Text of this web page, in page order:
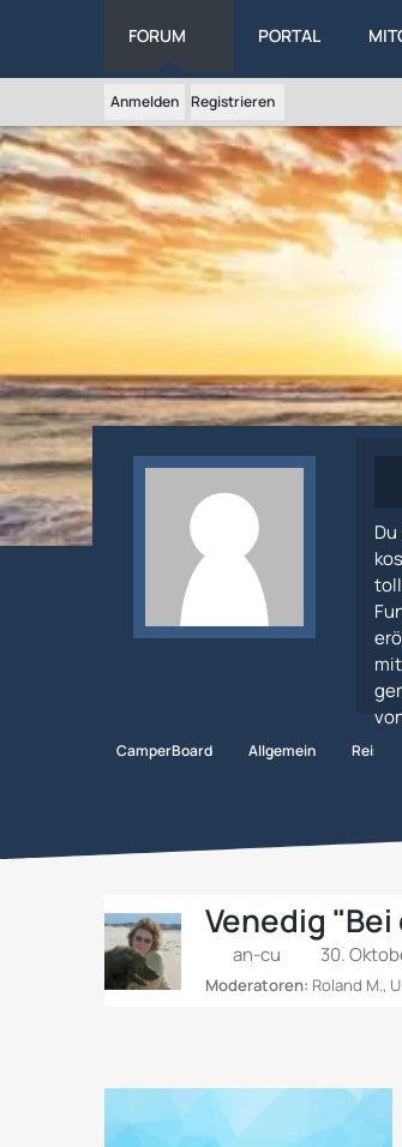
FORUM PORTAL
Anmelden Registrieren
CamperBoard Allgemein Reisen
Venedig
an-cu 30.
Moderatoren: Roland M.,